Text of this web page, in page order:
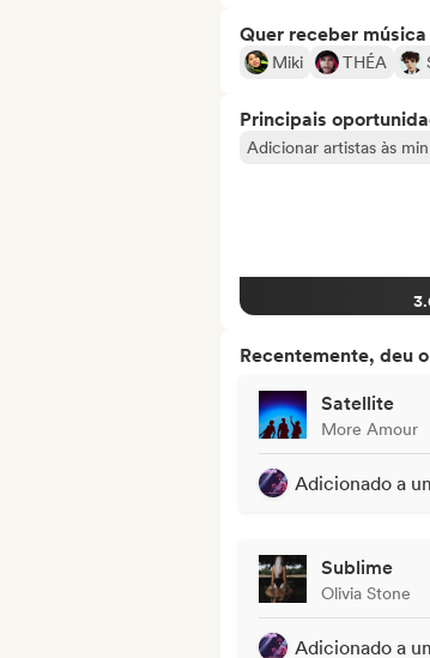
Quer receber
Miki THÉA
Principais
Adicionar artistas às
Recentemente, deu
Satellite
More Amour
Adicionado a
Sublime
Olivia Stone
Adicionado a